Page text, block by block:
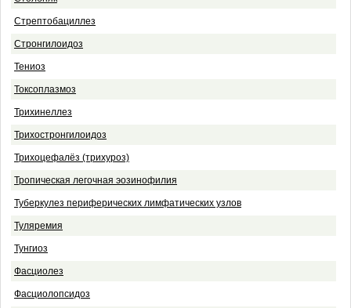
Стрептобациллез
Стронгилоидоз
Тениоз
Токсоплазмоз
Трихинеллез
Трихостронгилоидоз
Трихоцефалёз (трихуроз)
Тропическая легочная эозинофилия
Туберкулез периферических лимфатических узлов
Туляремия
Тунгиоз
Фасциолез
Фасциолопсидоз